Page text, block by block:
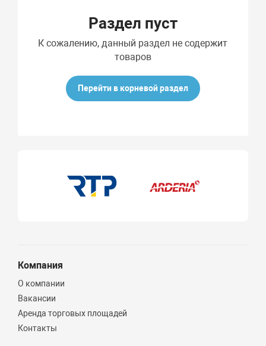
Раздел пуст
К сожалению, данный раздел не содержит
товаров
Перейти в корневой раздел
Компания
О компании
Вакансии
Аренда торговых площадей
Контакты